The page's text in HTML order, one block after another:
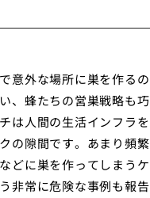
意外な場所に巣を作るの
、蜂たちの営巣戦略も巧
は人間の生活インフラを
の隙間です。あまり頻繁
どに巣を作ってしまうケ
非常に危険な事例も報告